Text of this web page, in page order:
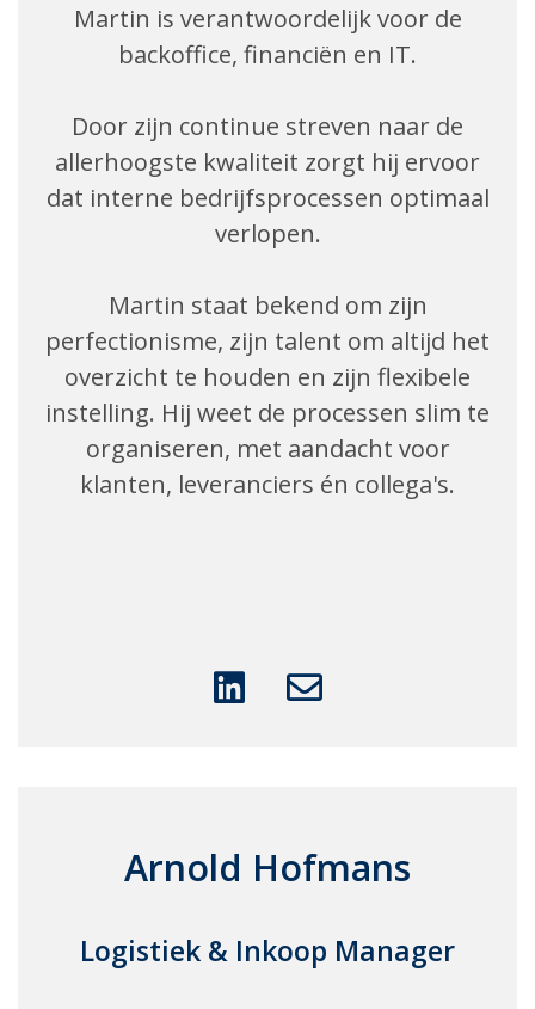
Martin is verantwoordelijk voor de
backoffice, financiën en IT.
Door zijn continue streven naar de
allerhoogste kwaliteit zorgt hij ervoor
dat interne bedrijfsprocessen optimaal
verlopen.
Martin staat bekend om zijn
perfectionisme, zijn talent om altijd het
overzicht te houden en zijn flexibele
instelling. Hij weet de processen slim te
organiseren, met aandacht voor
klanten, leveranciers én collega's.
Arnold Hofmans
Logistiek & Inkoop Manager